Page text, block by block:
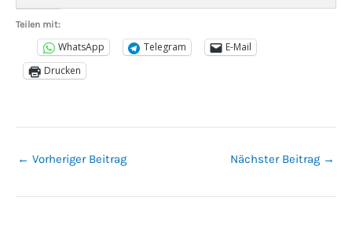
Teilen mit:
WhatsApp Telegram
E-Mail
Drucken
← Vorheriger Beitrag Nächster Beitrag →